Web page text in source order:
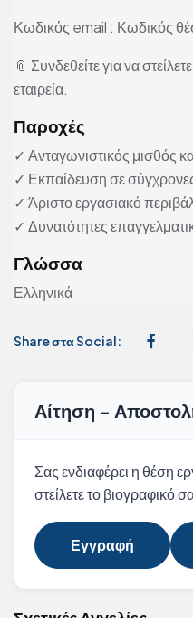
Κωδικός email : Κωδικός
📎 Συνδεθείτε για να
εταιρεία.
Παροχές
✓ Ανταγωνιστικός μισθός
✓ Εκπαίδευση σε
✓ Άριστο εργασιακό
✓ Δυνατότητες
Γλώσσα
Ελληνικά
Share στα Social:
Αίτηση -
Σας ενδιαφέρει η θέση
στείλετε το βιογραφικό
Εγγραφή